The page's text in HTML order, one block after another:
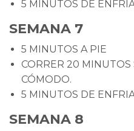
5 MINUTOS DE
SEMANA 7
5 MINUTOS A PIE
CORRER 20
CÓMODO.
5 MINUTOS DE
SEMANA 8